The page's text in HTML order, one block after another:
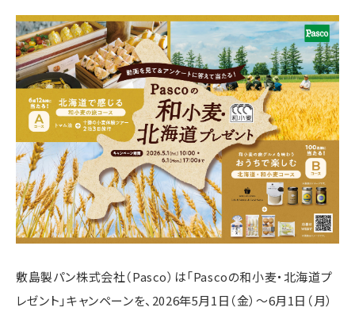
敷島製パン株式会社（Pasco）は「Pascoの和小麦・北海道プ
レゼント」キャンペーンを、2026年5月1日（金）～6月1日（月）